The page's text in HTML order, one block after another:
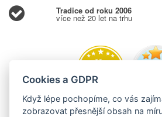
Tradice od roku 2006
více než 20 let na trhu
Cookies a GDPR
Když lépe pochopíme, co vás
zobrazovat přesnější obsah na